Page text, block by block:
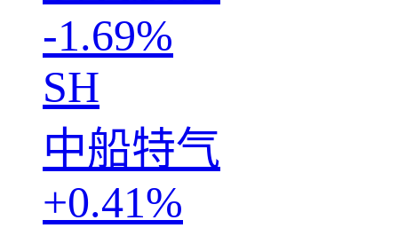
-1.69%
SH
中船特气
+0.41%